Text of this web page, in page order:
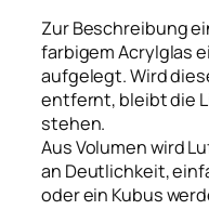
Zur Beschreibung
farbigem Acrylglas
aufgelegt. Wird
entfernt, bleibt die
stehen.
Aus Volumen wird
an Deutlichkeit,
oder ein Kubus